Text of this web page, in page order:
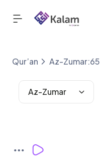
Qur’an Az-Zumar:65
Az-Zumar